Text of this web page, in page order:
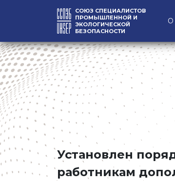
СОЮЗ СПЕЦИАЛИСТОВ
ПРОМЫШЛЕННОЙ И
ЭКОЛОГИЧЕСКОЙ
БЕЗОПАСНОСТИ
О
Установлен
работникам